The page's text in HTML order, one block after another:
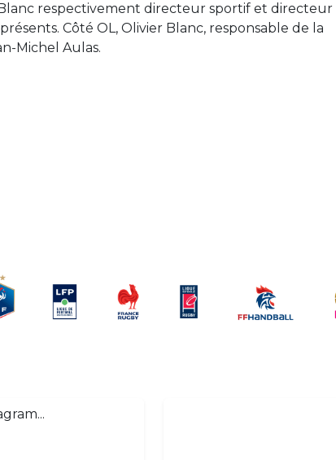
respectivement directeur sportif et directeur
Côté OL, Olivier Blanc, responsable de la
Michel Aulas.